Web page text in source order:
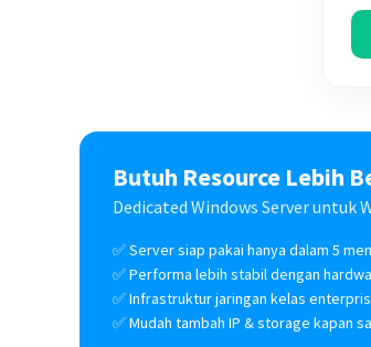
Butuh Resource Lebih
Dedicated Windows Server untuk
✅ Server siap pakai hanya dalam 5
✅ Performa lebih stabil dengan
✅ Infrastruktur jaringan kelas
✅ Mudah tambah IP & storage kapan